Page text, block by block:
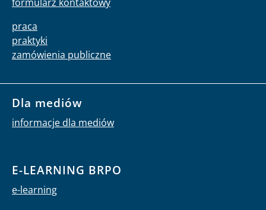
praca
praktyki
zamówienia publiczne
Dla mediów
informacje dla mediów
E-LEARNING BRPO
e-learning